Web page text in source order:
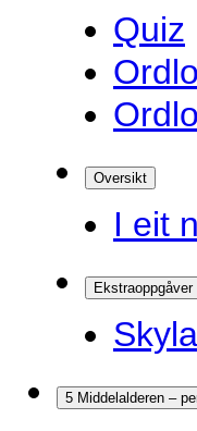
Quiz
Oversikt
I eit
Ekstraoppgåver
5 Middelalderen –